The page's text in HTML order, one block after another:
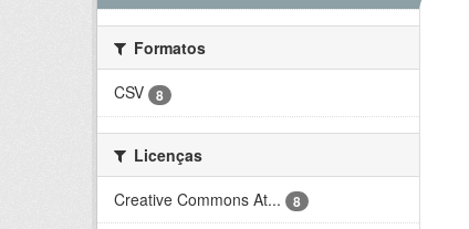
Formatos
CSV
8
Licenças
Creative Commons At...
8